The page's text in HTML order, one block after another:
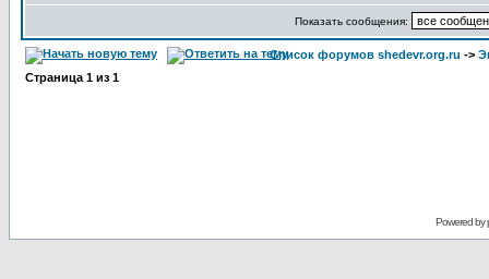
Показать сообщения:
Список форумов shedevr.org.ru ->
Страница 1 из 1
Powered by